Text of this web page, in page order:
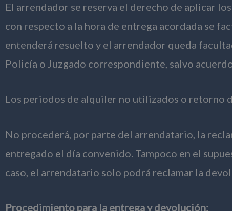
El arrendador se reserva el derecho de aplicar
con respecto a la hora de entrega acordada se
entenderá resuelto y el arrendador queda
Policía o Juzgado correspondiente, salvo
Los periodos de alquiler no utilizados o retorno
No procederá, por parte del arrendatario, la
entregado el día convenido. Tampoco en el
caso, el arrendatario solo podrá reclamar la
Procedimiento para la entrega y devolución: